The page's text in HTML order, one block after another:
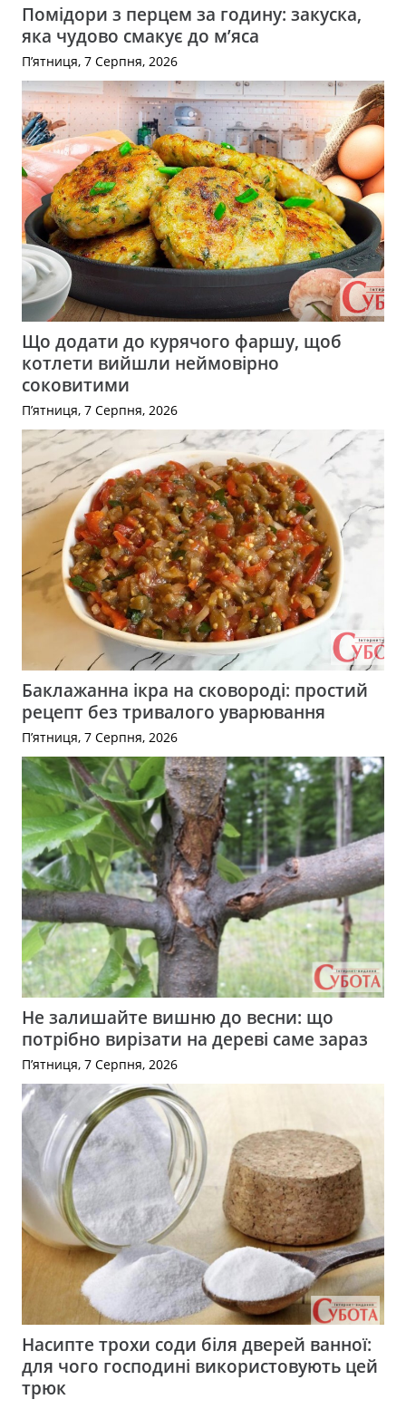
Помідори з перцем за годину: закуска,
яка чудово смакує до м’яса
П’ятниця, 7 Серпня, 2026
Що додати до курячого фаршу, щоб
котлети вийшли неймовірно
соковитими
П’ятниця, 7 Серпня, 2026
Баклажанна ікра на сковороді: простий
рецепт без тривалого уварювання
П’ятниця, 7 Серпня, 2026
Не залишайте вишню до весни: що
потрібно вирізати на дереві саме зараз
П’ятниця, 7 Серпня, 2026
Насипте трохи соди біля дверей ванної:
для чого господині використовують цей
трюк